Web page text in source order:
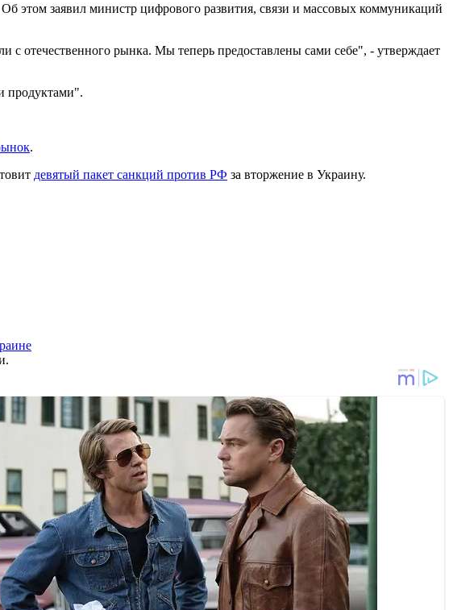
этом заявил министр цифрового развития, связи и массовых коммуникаций
отечественного рынка. Мы теперь предоставлены сами себе", - утверждает
продуктами".
.
девятый пакет санкций против РФ за вторжение в Украину.